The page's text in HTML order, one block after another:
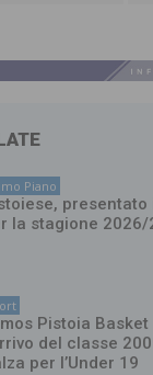
Piano
la stagione 2026/
Pistoia
del classe
per l’Under 19